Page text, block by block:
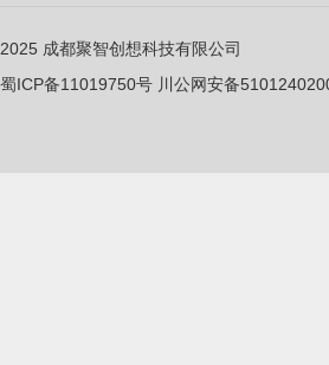
2025 成都聚智创想科技有限公司
蜀ICP备11019750号 川公网安备